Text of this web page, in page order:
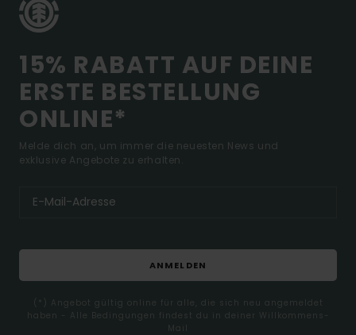
15% RABATT AUF DEINE
ERSTE BESTELLUNG
ONLINE*
Melde dich an, um immer die neuesten News und
exklusive Angebote zu erhalten.
ANMELDEN
(*) Angebot gültig online für alle, die sich neu angemeldet
haben - Alle Bedingungen findest du in deiner Willkommens-
Mail